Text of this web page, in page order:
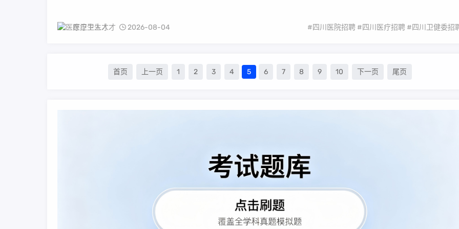
医疗卫生人才 2026-08-04 #四川医院招聘 #四川医疗招聘 #四川卫健委招
首页 上一页 1 2 3 4 5 6 7 8 9 10 下一页 尾页